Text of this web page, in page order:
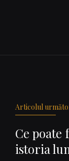
Articolul
Ce
istoria